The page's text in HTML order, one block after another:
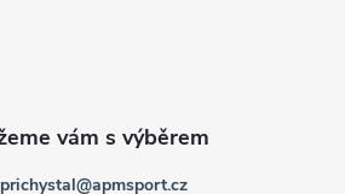
prichystal@apmsport.cz